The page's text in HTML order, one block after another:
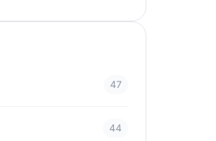
47
44